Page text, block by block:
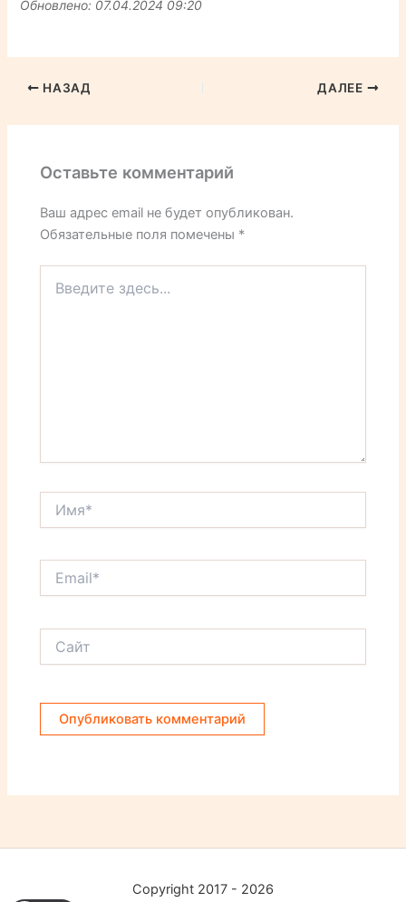
Обновлено: 07.04.2024 09:20
НАЗАД ДАЛЕЕ
Оставьте комментарий
Ваш адрес email не будет опубликован.
Обязательные поля помечены *
здесь...
Copyright 2017 - 2026